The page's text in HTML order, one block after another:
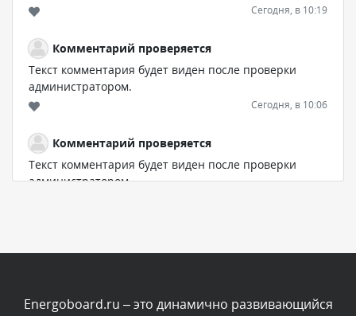
Сегодня, в 10:19
Комментарий проверяется
Текст комментария будет виден после проверки
администратором.
Сегодня, в 10:06
Комментарий проверяется
Текст комментария будет виден после проверки
администратором.
Energoboard.ru – это динамично развивающийся